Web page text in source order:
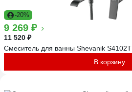
-20%
9 269 ₽
11 520 ₽
Смеситель для ванны Shevanik S4102T
В корзину